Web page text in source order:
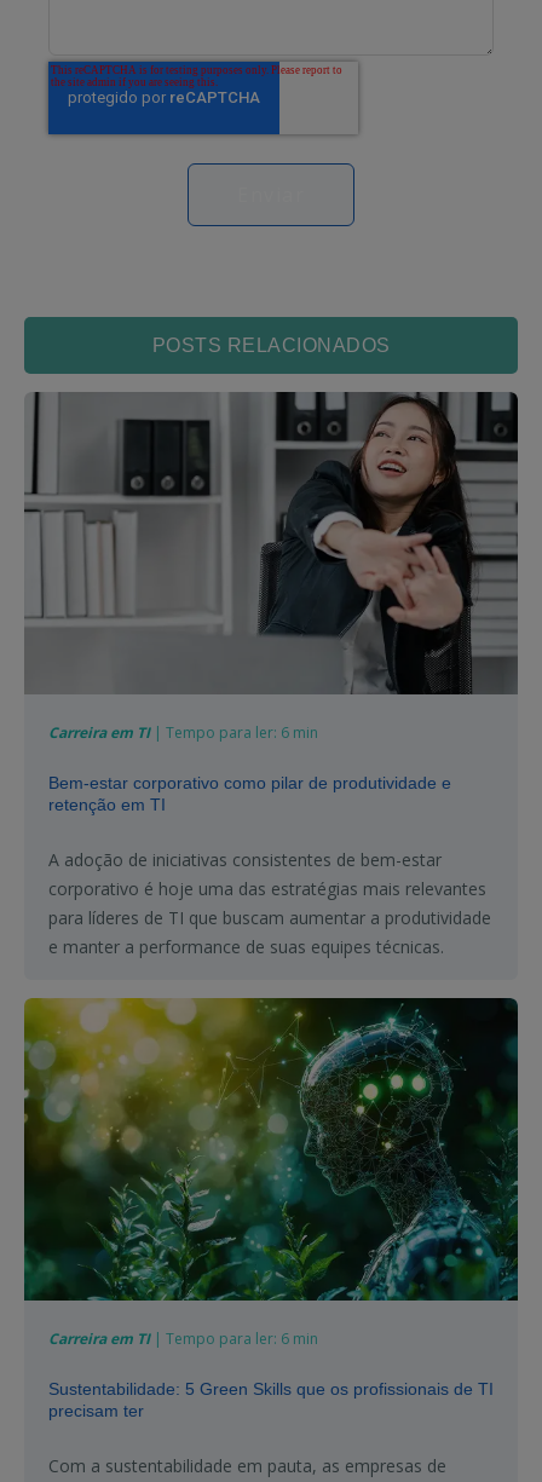
POSTS RELACIONADOS
Carreira em TI| Tempo para ler: 6 min
Bem-estar corporativo como pilar de produtividade e
retenção em TI
A adoção de iniciativas consistentes de bem-estar
corporativo é hoje uma das estratégias mais relevantes
para líderes de TI que buscam aumentar a produtividade
e manter a performance de suas equipes técnicas.
Carreira em TI| Tempo para ler: 6 min
Sustentabilidade: 5 Green Skills que os profissionais de TI
precisam ter
Com a sustentabilidade em pauta, as empresas de